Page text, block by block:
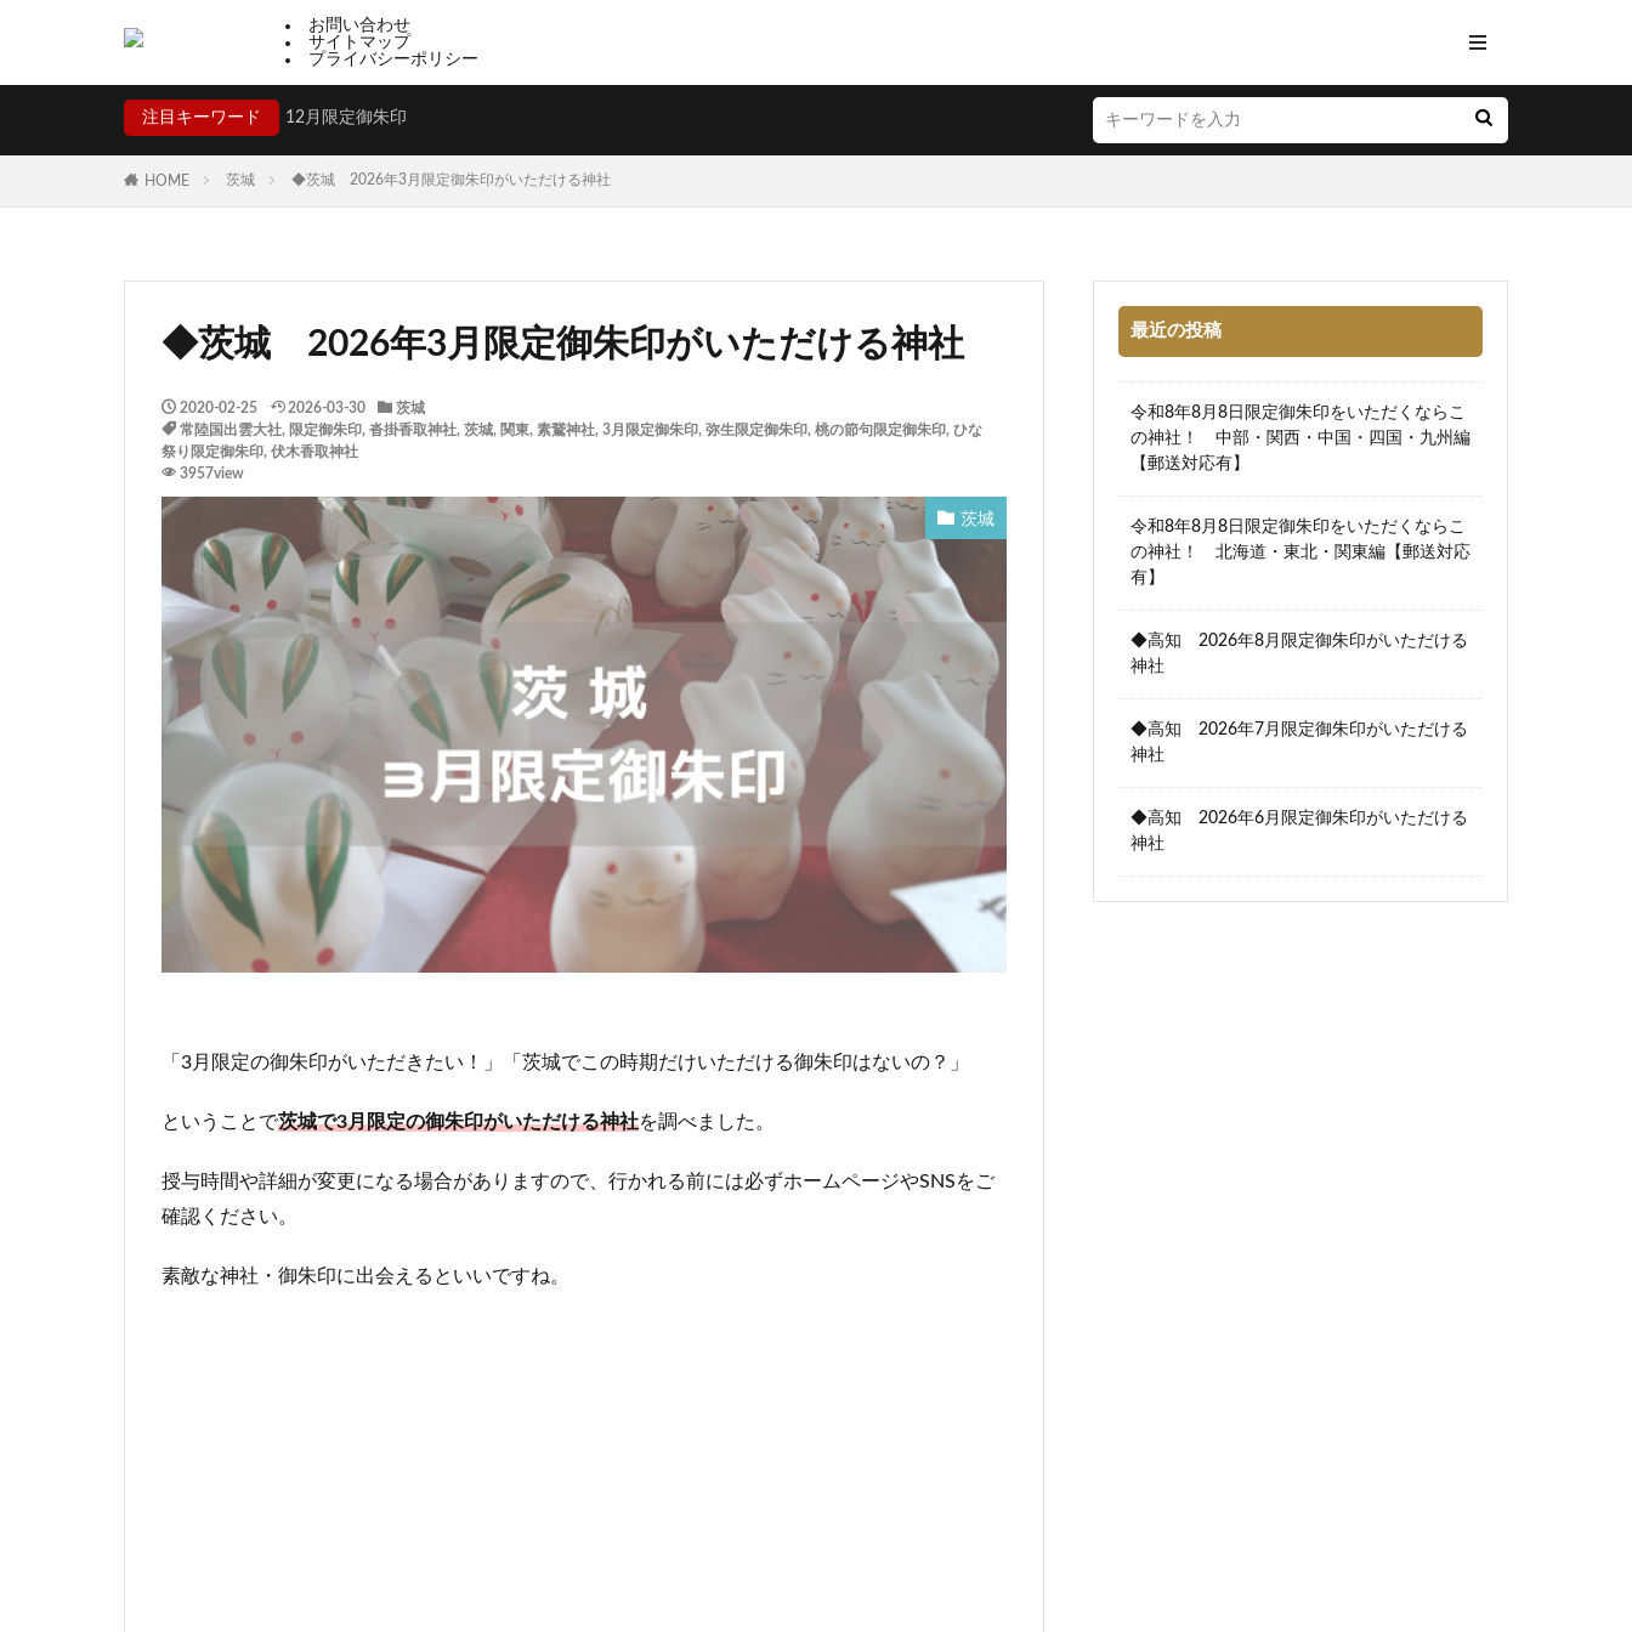
お問い合わせ
サイトマップ
プライバシーポリシー
注目キーワード 12月限定御朱印
HOME 茨城 ◆茨城 2026年3月限定御朱印がいただける神社
◆茨城 2026年3月限定御朱印がいただける神社
2020-02-25 2026-03-30
茨城
常陸国出雲大社, 限定御朱印, 沓掛香取神社, 茨城, 関東, 素鵞神社, 3月限定御朱印, 弥生限定御朱印, 桃の節句限定御朱印, ひな
祭り限定御朱印, 伏木香取神社
3957view
茨城
「3月限定の御朱印がいただきたい！」「茨城でこの時期だけいただける御朱印はないの？」
ということで茨城で3月限定の御朱印がいただける神社を調べました。
授与時間や詳細が変更になる場合がありますので、行かれる前には必ずホームページやSNSをご
確認ください。
素敵な神社・御朱印に出会えるといいですね。
最近の投稿
令和8年8月8日限定御朱印をいただくならこ
の神社！ 中部・関西・中国・四国・九州編
【郵送対応有】
令和8年8月8日限定御朱印をいただくならこ
の神社！ 北海道・東北・関東編【郵送対応
有】
◆高知 2026年8月限定御朱印がいただける
神社
◆高知 2026年7月限定御朱印がいただける
神社
◆高知 2026年6月限定御朱印がいただける
神社